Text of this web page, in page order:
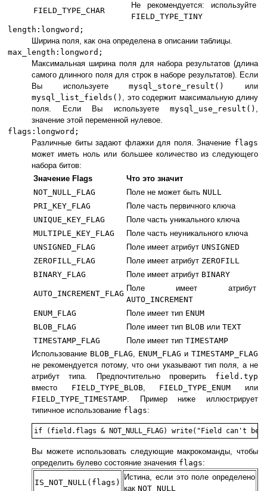
FIELD_TYPE_CHAR
Не рекомендуется: используйте
FIELD_TYPE_TINY
length:longword;
Ширина поля, как она определена в описании таблицы.
max_length:longword;
Максимальная ширина поля для набора результатов (длина
самого длинного поля для строк в наборе результатов). Если
Вы используетеmysql_store_result()
или
mysql_list_fields() , это содержит максимальную длину
поля. Если Вы используете mysql_use_result() ,
значение этой переменной нулевое.
flags:longword;
Различные биты задают флажки для поля. Значение flags
может иметь ноль или большее количество из следующего
набора битов:
Значение Flags
Что это значит
NOT_NULL_FLAG
Поле не может быть NULL
PRI_KEY_FLAG
Поле часть первичного ключа
UNIQUE_KEY_FLAG
Поле часть уникального ключа
MULTIPLE_KEY_FLAG
Поле часть неуникального ключа
UNSIGNED_FLAG
Поле имеет атрибут UNSIGNED
ZEROFILL_FLAG
Поле имеет атрибут ZEROFILL
BINARY_FLAG
Поле имеет атрибут BINARY
AUTO_INCREMENT_FLAG
Поле имеет атрибут
AUTO_INCREMENT
ENUM_FLAG
Поле имеет тип ENUM
BLOB_FLAG
Поле имеет тип BLOB или TEXT
TIMESTAMP_FLAG
Поле имеет тип TIMESTAMP
Использование BLOB_FLAG, ENUM_FLAG и TIMESTAMP_FLAG
не рекомендуется потому, что они указывают тип поля, а не
атрибут типа. Предпочтительно проверить field.typ
вместо FIELD_TYPE_BLOB, FIELD_TYPE_ENUM или
FIELD_TYPE_TIMESTAMP. Пример ниже иллюстрирует
типичное использование flags:
Вы можете использовать следующие макрокоманды, чтобы
определить булево состояние значения flags:
IS_NOT_NULL(flags)
Истина, если это поле определено
как NOT NULL